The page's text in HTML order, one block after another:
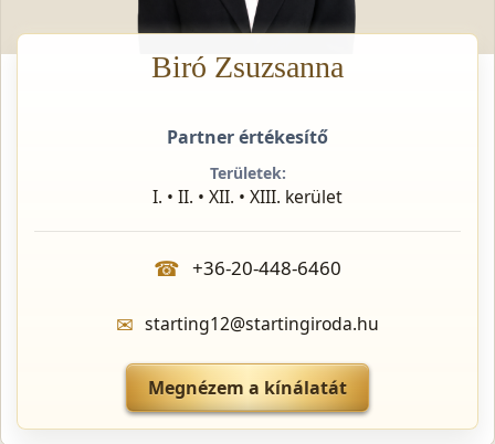
Biró Zsuzsanna
Partner értékesítő
Területek:
I. • II. • XII. • XIII. kerület
☎ +36-20-448-6460
✉ starting12@startingiroda.hu
Megnézem a kínálatát